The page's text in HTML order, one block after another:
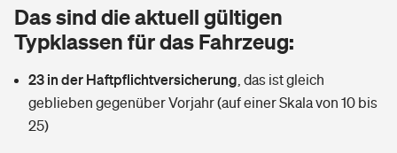
Tools
Wer versichert was: Jetzt Versicherer finden
Glasversicherung
Mietkautionsversicherung
Kinderunfall­ver­si­che­rung
Kinderinvalidität
Dread-Disease-Versicherung
Tierkrankenversicherung
Zur Übersicht
Das sind die aktuell gültigen
Typklassen für das Fahrzeug:
23 in der Haftpflichtversicherung das ist gleich
geblieben gegenüber Vorjahr (auf einer Skala von 10 bis
25)